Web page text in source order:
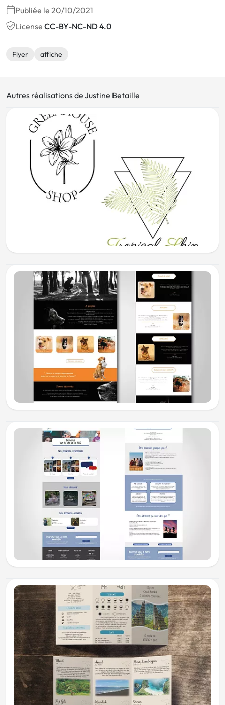
Publiée le 20/10/2021
License CC-BY-NC-ND 4.0
Flyer affiche
Autres réalisations de Justine Betaille